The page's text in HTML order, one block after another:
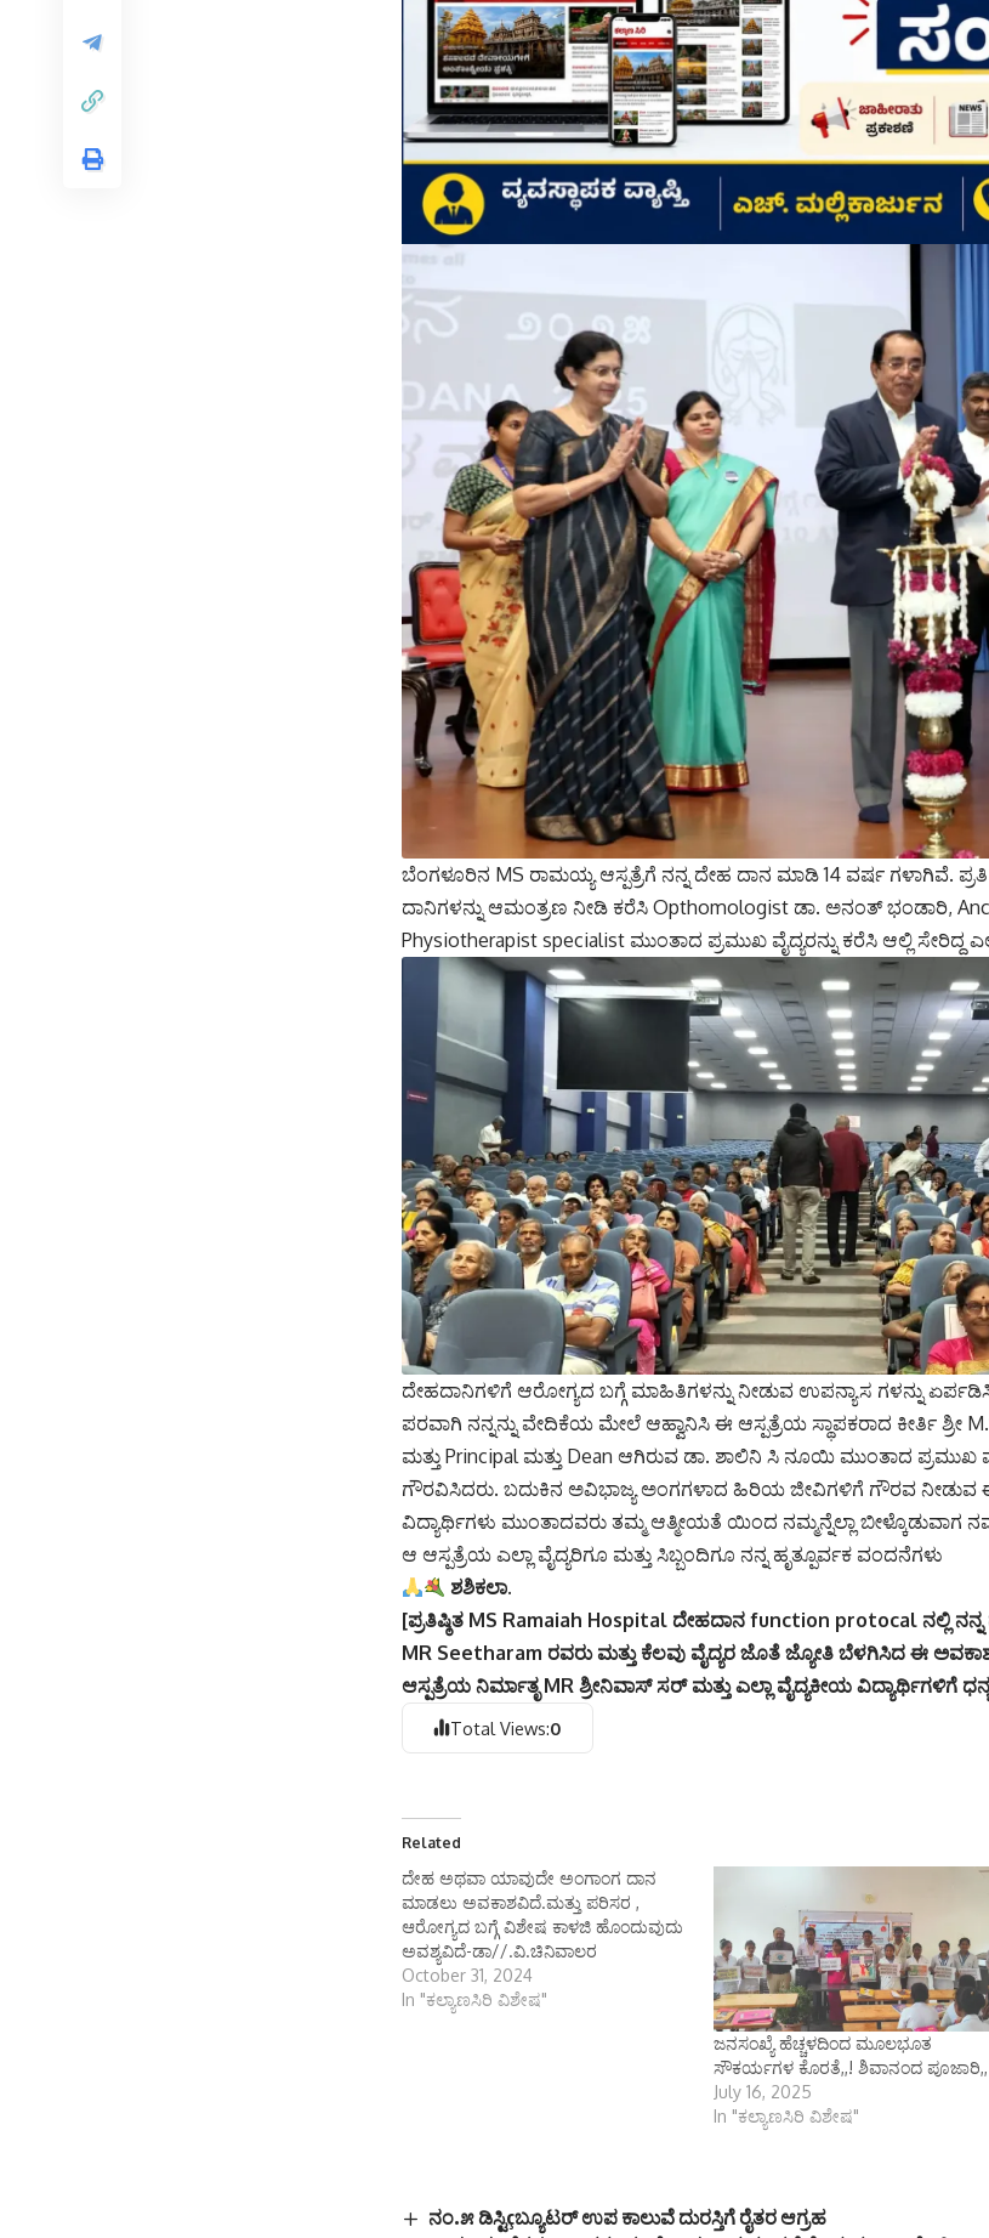
ಬೆಂಗಳೂರಿನ MS ರಾಮಯ್ಯ ಆಸ್ಪತ್ರೆಗೆ ನನ್ನ ದೇಹ ದಾನ ಮಾಡಿ 14 ವರ್ಷ ಗಳಾಗಿವೆ.
ದಾನಿಗಳನ್ನು ಆಮಂತ್ರಣ ನೀಡಿ ಕರೆಸಿ Opthomologist ಡಾ. ಅನಂತ್ ಭಂಡಾರಿ,
Physiotherapist specialist ಮುಂತಾದ ಪ್ರಮುಖ ವೈದ್ಯರನ್ನು ಕರೆಸಿ ಆಲ್ಲಿ ಸೇರಿದ್ದ
ದೇಹದಾನಿಗಳಿಗೆ ಆರೋಗ್ಯದ ಬಗ್ಗೆ ಮಾಹಿತಿಗಳನ್ನು ನೀಡುವ ಉಪನ್ಯಾಸ ಗಳನ್ನು
ಪರವಾಗಿ ನನ್ನನ್ನು ವೇದಿಕೆಯ ಮೇಲೆ ಆಹ್ವಾನಿಸಿ ಈ ಆಸ್ಪತ್ರೆಯ ಸ್ಥಾಪಕರಾದ ಕೀರ್ತಿ ಶ್ರೀ
ಮತ್ತು Principal ಮತ್ತು Dean ಆಗಿರುವ ಡಾ. ಶಾಲಿನಿ ಸಿ ನೂಯಿ ಮುಂತಾದ
ಗೌರವಿಸಿದರು. ಬದುಕಿನ ಅವಿಭಾಜ್ಯ ಅಂಗಗಳಾದ ಹಿರಿಯ ಜೀವಿಗಳಿಗೆ ಗೌರವ ನೀಡುವ ಈ
ವಿದ್ಯಾರ್ಥಿಗಳು ಮುಂತಾದವರು ತಮ್ಮ ಆತ್ಮೀಯತೆ ಯಿಂದ ನಮ್ಮನ್ನೆಲ್ಲಾ ಬೀಳ್ಕೊಡುವಾಗ
ಆ ಆಸ್ಪತ್ರೆಯ ಎಲ್ಲಾ ವೈದ್ಯರಿಗೂ ಮತ್ತು ಸಿಬ್ಬಂದಿಗೂ ನನ್ನ ಹೃತ್ಪೂರ್ವಕ ವಂದನೆಗಳು
ಶಶಿಕಲಾ.
[ಪ್ರತಿಷ್ಠಿತ MS Ramaiah Hospital ದೇಹದಾನ function protocal ನಲ್ಲಿ
MR Seetharam ರವರು ಮತ್ತು ಕೆಲವು ವೈದ್ಯರ ಜೊತೆ ಜ್ಯೋತಿ ಬೆಳಗಿಸಿದ ಈ
ಆಸ್ಪತ್ರೆಯ ನಿರ್ಮಾತೃ MR ಶ್ರೀನಿವಾಸ್ ಸರ್ ಮತ್ತು ಎಲ್ಲಾ ವೈದ್ಯಕೀಯ ವಿದ್ಯಾರ್ಥಿಗಳಿಗೆ
Total Views:0
Related
ದೇಹ ಅಥವಾ ಯಾವುದೇ ಅಂಗಾಂಗ ದಾನ
ಮಾಡಲು ಅವಕಾಶವಿದೆ.ಮತ್ತು ಪರಿಸರ ,
ಆರೋಗ್ಯದ ಬಗ್ಗೆ ವಿಶೇಷ ಕಾಳಜಿ ಹೊಂದುವುದು
ಅವಶ್ಯವಿದೆ-ಡಾ//.ವಿ.ಚಿನಿವಾಲರ
October 31, 2024
In "ಕಲ್ಯಾಣಸಿರಿ ವಿಶೇಷ"
ಜನಸಂಖ್ಯೆ ಹೆಚ್ಚಳದಿಂದ ಮೂಲಭೂತ
ಸೌಕರ್ಯಗಳ ಕೊರತೆ,,! ಶಿವಾನಂದ ಪೂಜಾರಿ,,
July 16, 2025
In "ಕಲ್ಯಾಣಸಿರಿ ವಿಶೇಷ"
ನಂ.೫ ಡಿಸ್ಟಿçಬ್ಯೂಟರ್ ಉಪ ಕಾಲುವೆ ದುರಸ್ತಿಗೆ ರೈತರ ಆಗ್ರಹ